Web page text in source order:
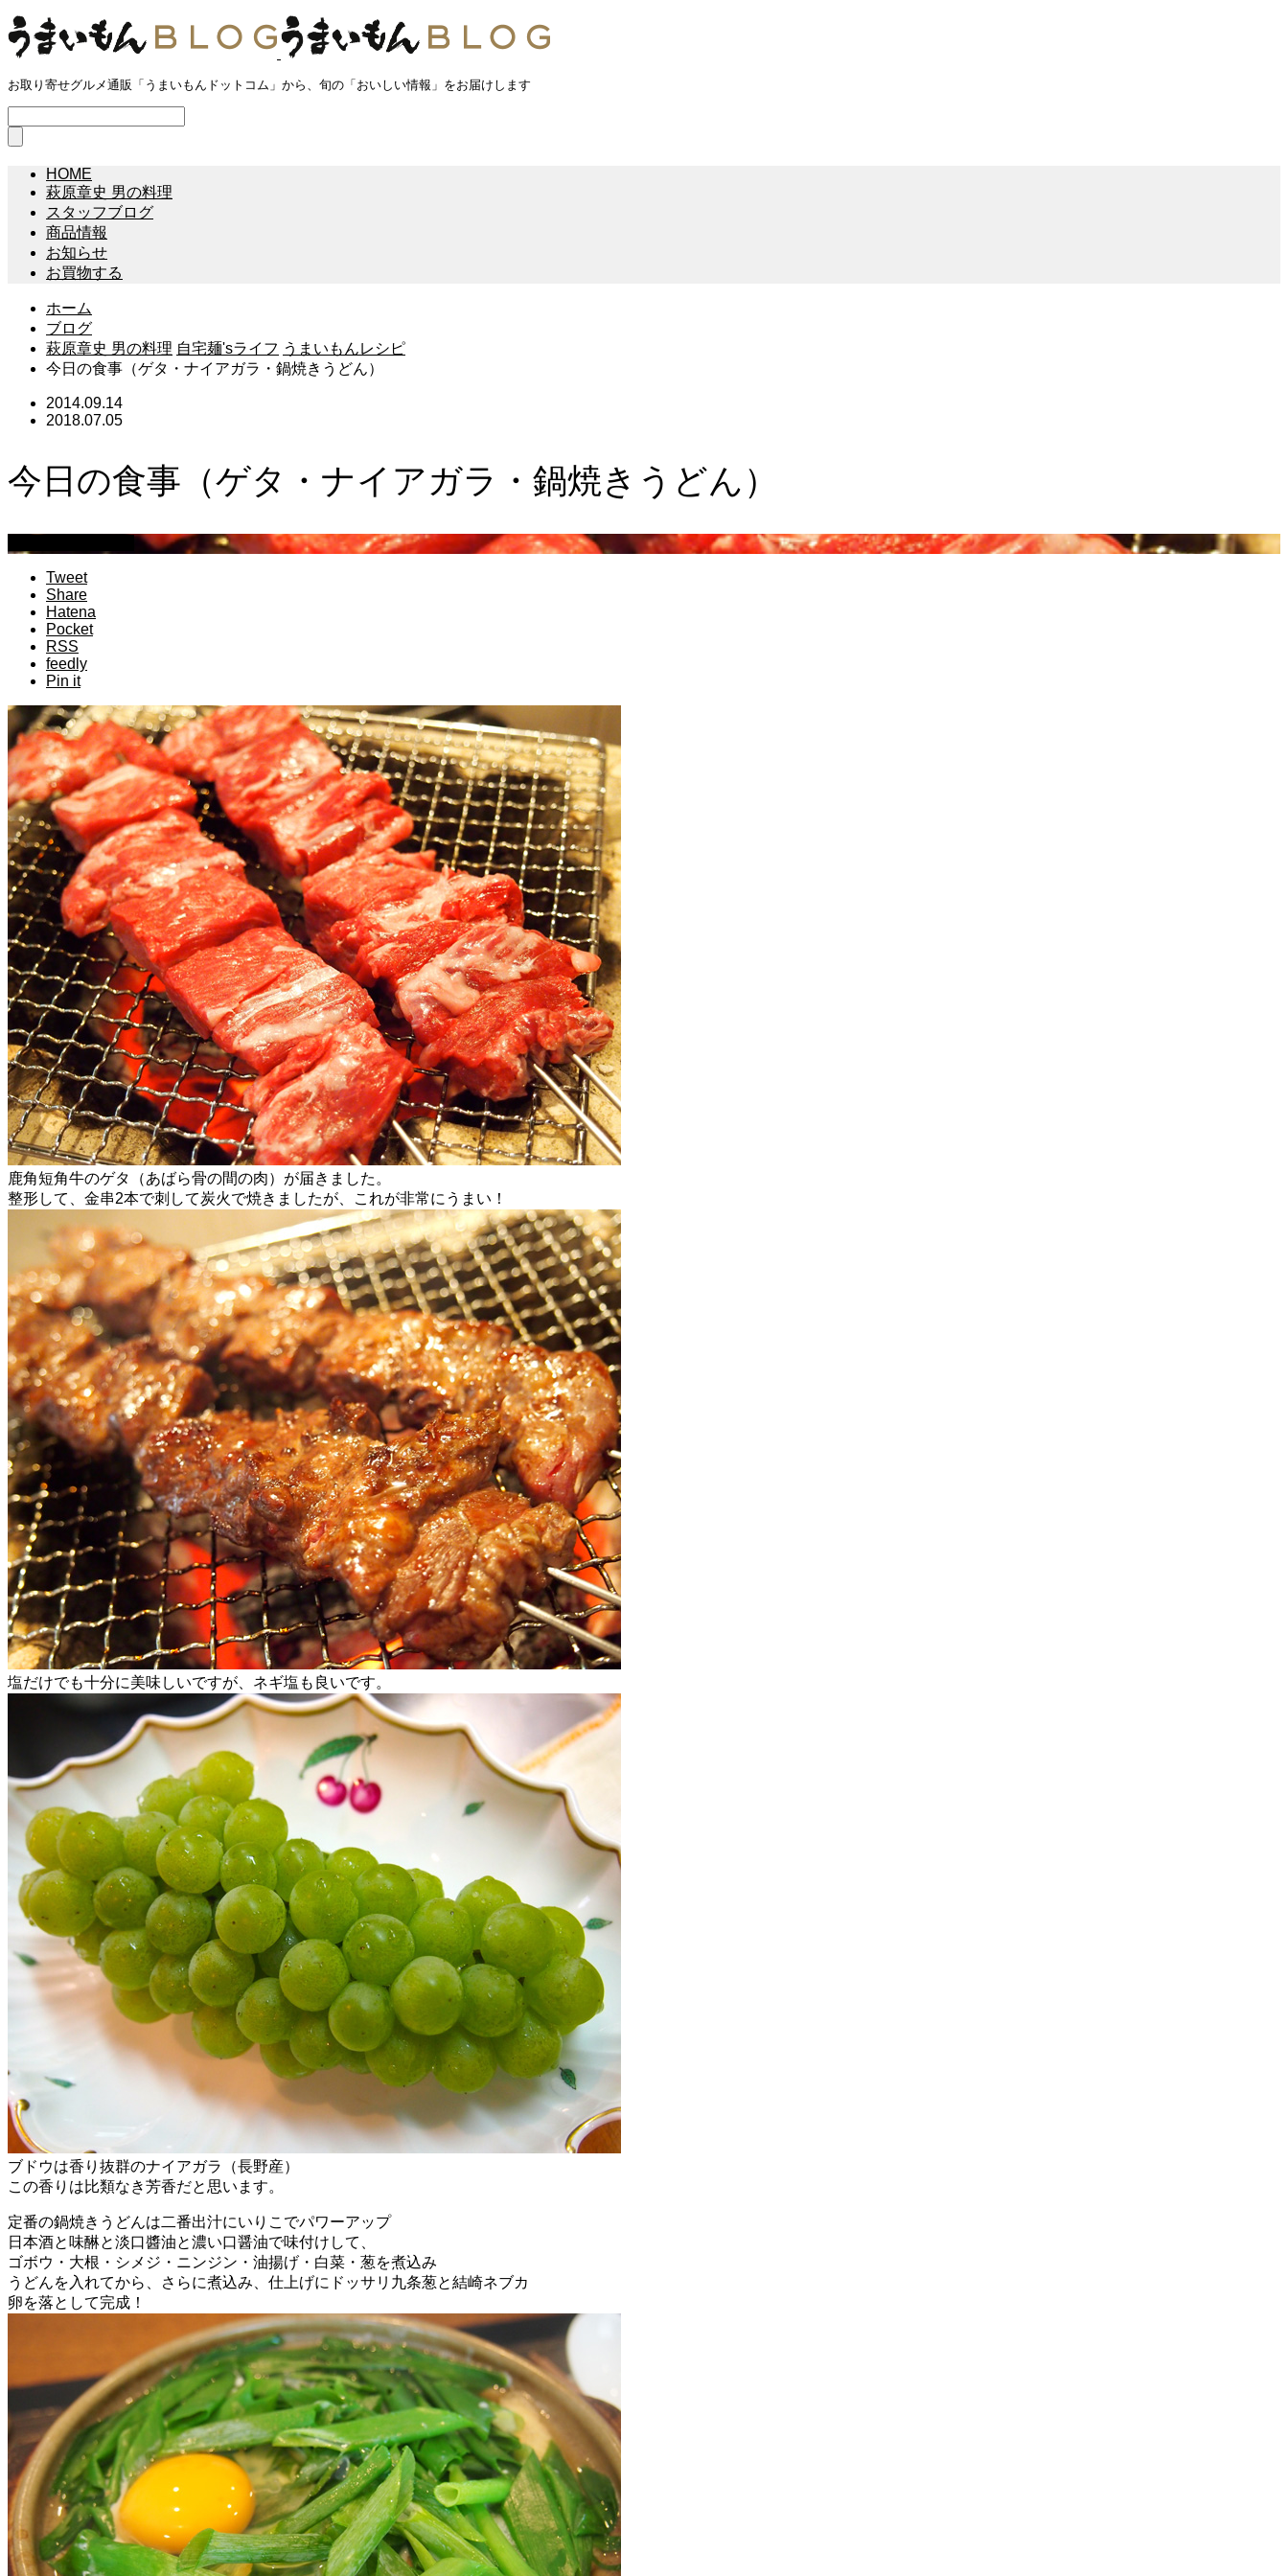
お取り寄せグルメ通販「うまいもんドットコム」から、旬の「おいしい情報」をお届けします
HOME
萩原章史 男の料理
スタッフブログ
商品情報
お知らせ
お買物する
ホーム
ブログ
萩原章史 男の料理 自宅麺'sライフ うまいもんレシピ
今日の食事（ゲタ・ナイアガラ・鍋焼きうどん）
2014.09.14
2018.07.05
今日の食事（ゲタ・ナイアガラ・鍋焼きうどん）
Tweet
Share
Hatena
Pocket
RSS
feedly
Pin it
鹿角短角牛のゲタ（あばら骨の間の肉）が届きました。
整形して、金串2本で刺して炭火で焼きましたが、これが非常にうまい！
塩だけでも十分に美味しいですが、ネギ塩も良いです。
ブドウは香り抜群のナイアガラ（長野産）
この香りは比類なき芳香だと思います。
定番の鍋焼きうどんは二番出汁にいりこでパワーアップ
日本酒と味醂と淡口醬油と濃い口醤油で味付けして、
ゴボウ・大根・シメジ・ニンジン・油揚げ・白菜・葱を煮込み
うどんを入れてから、さらに煮込み、仕上げにドッサリ九条葱と結崎ネブカ
卵を落として完成！